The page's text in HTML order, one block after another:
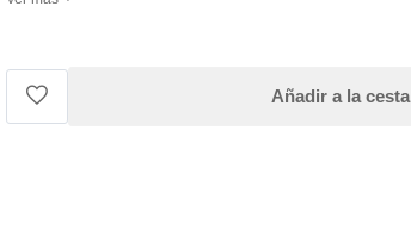
Añadir a la cesta